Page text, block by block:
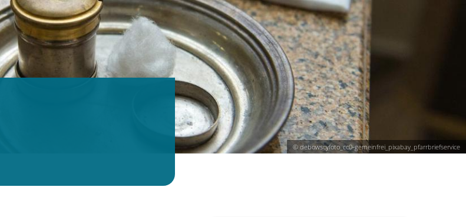
© debowscyfoto_cc0-gemeinfrei_pixabay_pfarrbriefservice